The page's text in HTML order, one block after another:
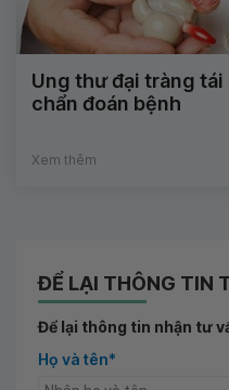
Ung thư đại tràng
chẩn đoán bệnh
Xem thêm
ĐỂ LẠI THÔNG TIN
Để lại thông tin nhận tư
Họ và tên*